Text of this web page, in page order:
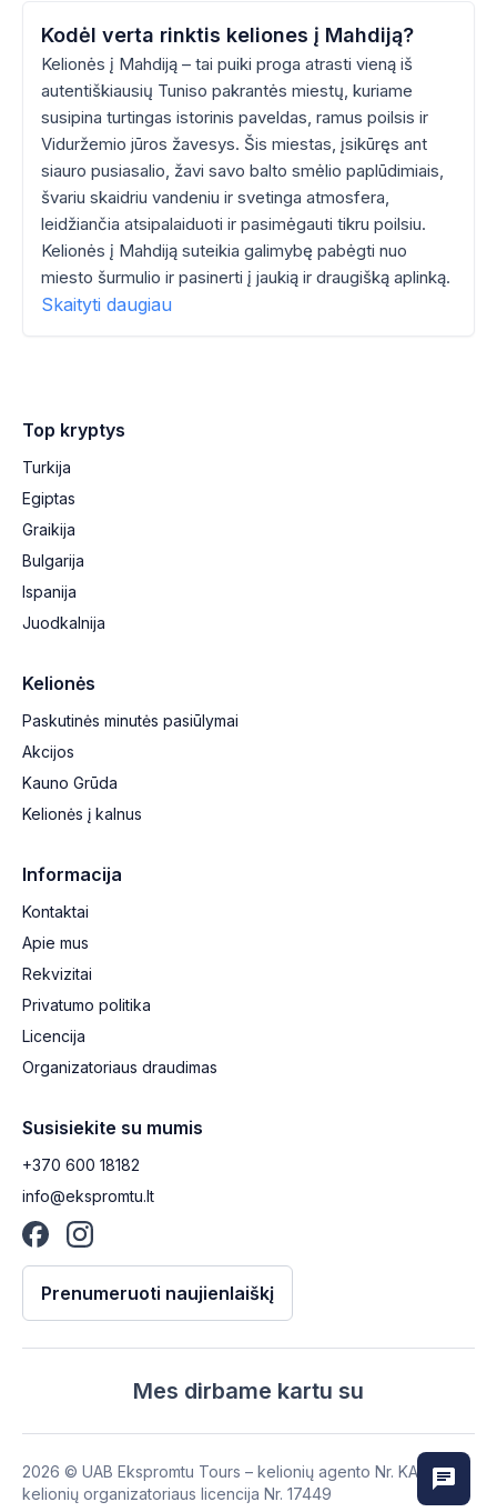
Kodėl verta rinktis keliones į Mahdiją?
Kelionės į Mahdiją – tai puiki proga atrasti vieną iš
autentiškiausių Tuniso pakrantės miestų, kuriame
susipina turtingas istorinis paveldas, ramus poilsis ir
Viduržemio jūros žavesys. Šis miestas, įsikūręs ant
siauro pusiasalio, žavi savo balto smėlio paplūdimiais,
švariu skaidriu vandeniu ir svetinga atmosfera,
leidžiančia atsipalaiduoti ir pasimėgauti tikru poilsiu.
Kelionės į Mahdiją suteikia galimybę pabėgti nuo
miesto šurmulio ir pasinerti į jaukią ir draugišką aplinką.
Skaityti daugiau
Top kryptys
Turkija
Egiptas
Graikija
Bulgarija
Ispanija
Juodkalnija
Kelionės
Paskutinės minutės pasiūlymai
Akcijos
Kauno Grūda
Kelionės į kalnus
Informacija
Kontaktai
Apie mus
Rekvizitai
Privatumo politika
Licencija
Organizatoriaus draudimas
Susisiekite su mumis
+370 600 18182
info@ekspromtu.lt
Prenumeruoti naujienlaiškį
Mes dirbame kartu su
2026 © UAB Ekspromtu Tours – kelionių agento Nr. KA-132,
kelionių organizatoriaus licencija Nr. 17449